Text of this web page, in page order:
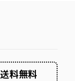
料無料